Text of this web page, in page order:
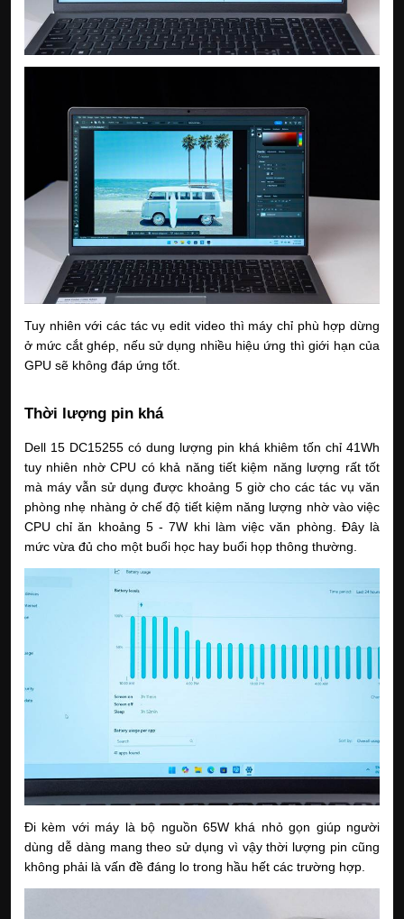
Tuy nhiên với các tác vụ edit video thì máy chỉ phù hợp dừng
ở mức cắt ghép, nếu sử dụng nhiều hiệu ứng thì giới hạn của
GPU sẽ không đáp ứng tốt.
Thời lượng pin khá
Dell 15 DC15255 có dung lượng pin khá khiêm tốn chỉ 41Wh
tuy nhiên nhờ CPU có khả năng tiết kiệm năng lượng rất tốt
mà máy vẫn sử dụng được khoảng 5 giờ cho các tác vụ văn
phòng nhẹ nhàng ở chế độ tiết kiệm năng lượng nhờ vào việc
CPU chỉ ăn khoảng 5 - 7W khi làm việc văn phòng. Đây là
mức vừa đủ cho một buổi học hay buổi họp thông thường.
Đi kèm với máy là bộ nguồn 65W khá nhỏ gọn giúp người
dùng dễ dàng mang theo sử dụng vì vậy thời lượng pin cũng
không phải là vấn đề đáng lo trong hầu hết các trường hợp.